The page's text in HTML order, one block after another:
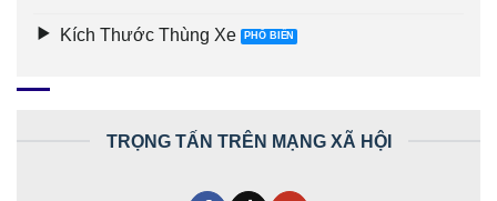
Kích Thước Thùng Xe
TRỌNG TẤN TRÊN MẠNG XÃ HỘI